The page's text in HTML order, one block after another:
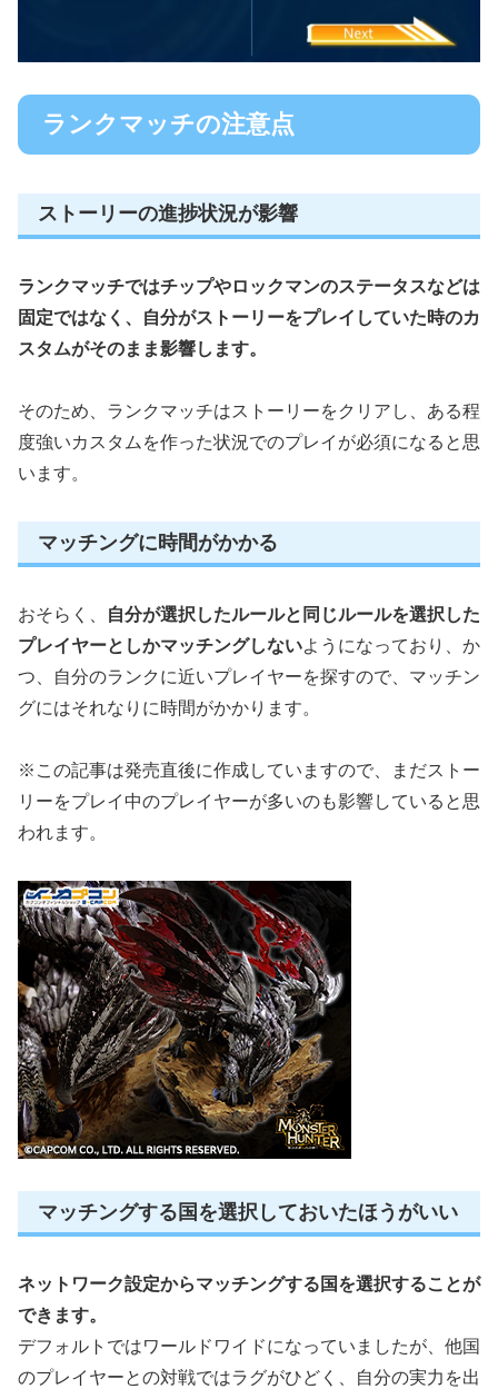
ランクマッチの注意点
ストーリーの進捗状況が影響
ランクマッチではチップやロックマンのステータスなどは
固定ではなく、自分がストーリーをプレイしていた時のカ
スタムがそのまま影響します。
そのため、ランクマッチはストーリーをクリアし、ある程
度強いカスタムを作った状況でのプレイが必須になると思
います。
マッチングに時間がかかる
おそらく、
自分が選択したルールと同じルールを選択した
プレイヤーとしかマッチングしないようになっており、か
つ、自分のランクに近いプレイヤーを探すので、マッチン
グにはそれなりに時間がかかります。
※この記事は発売直後に作成していますので、まだストー
リーをプレイ中のプレイヤーが多いのも影響していると思
われます。
マッチングする国を選択しておいたほうがいい
ネットワーク設定からマッチングする国を選択することが
できます。
デフォルトではワールドワイドになっていましたが、他国
のプレイヤーとの対戦ではラグがひどく、自分の実力を出